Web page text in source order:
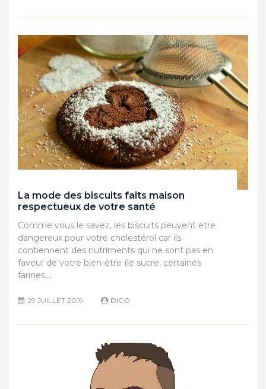
La mode des biscuits faits maison
respectueux de votre santé
Comme vous le savez, les biscuits peuvent être
dangereux pour votre cholestérol car ils
contiennent des nutriments qui ne sont pas en
faveur de votre bien-être (le sucre, certaines
farines,…
29 JUILLET 2019 DICO